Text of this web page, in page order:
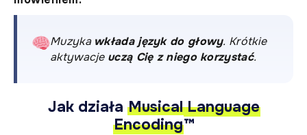
Muzyka wkłada język do głowy. Krótkie
aktywacje uczą Cię z niego korzystać.
Jak działa Musical Language
Encoding™